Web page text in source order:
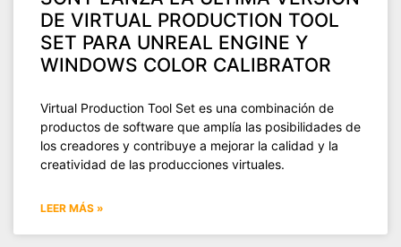
DE VIRTUAL PRODUCTION TOOL
SET PARA UNREAL ENGINE Y
WINDOWS COLOR CALIBRATOR
Virtual Production Tool Set es una combinación de
productos de software que amplía las posibilidades de
los creadores y contribuye a mejorar la calidad y la
creatividad de las producciones virtuales.
LEER MÁS »